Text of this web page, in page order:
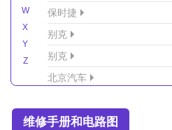
W
X
Y
Z
保时捷
别克
别克
北京汽车
北京越野车
维修手册和电路图